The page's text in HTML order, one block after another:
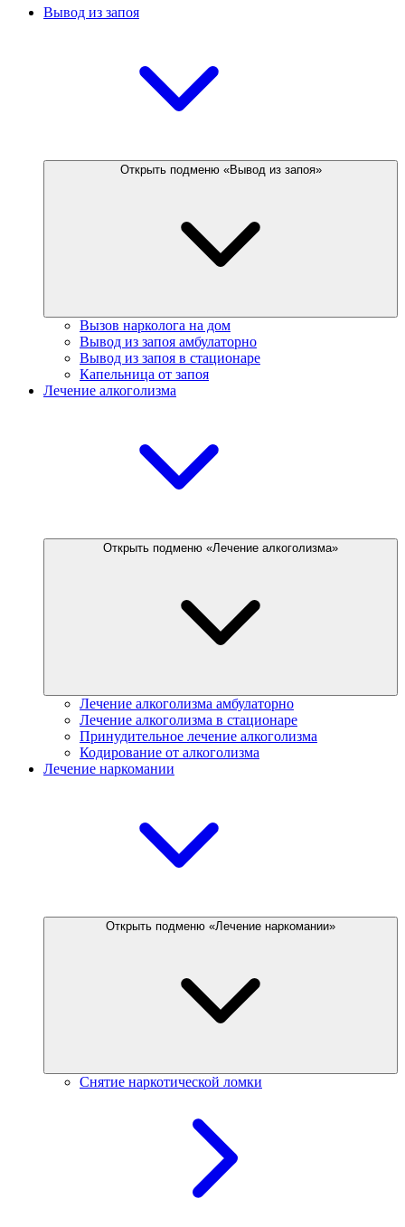
Вывод из запоя
Открыть подменю «Вывод из запоя»
Вызов нарколога на дом
Вывод из запоя амбулаторно
Вывод из запоя в стационаре
Капельница от запоя
Лечение алкоголизма
Открыть подменю «Лечение алкоголизма»
Лечение алкоголизма амбулаторно
Лечение алкоголизма в стационаре
Принудительное лечение алкоголизма
Кодирование от алкоголизма
Лечение наркомании
Открыть подменю «Лечение наркомании»
Снятие наркотической ломки